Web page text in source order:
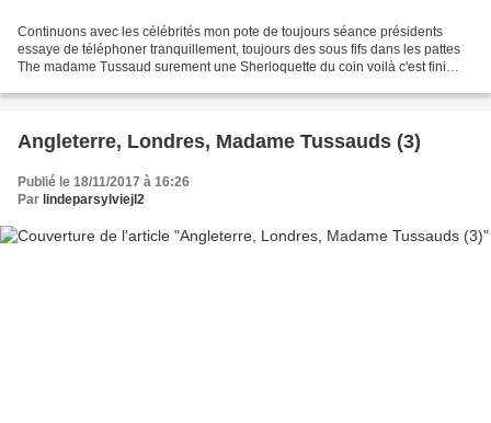
Continuons avec les célébrités mon pote de toujours séance présidents
essaye de téléphoner tranquillement, toujours des sous fifs dans les pattes
The madame Tussaud surement une Sherloquette du coin voilà c'est fini
Angleterre, Londres, Madame Tussauds (3)
Publié le 18/11/2017 à 16:26
Par lindeparsylviejl2